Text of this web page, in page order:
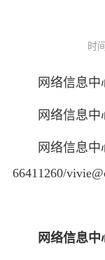
时
网络信息中
网络信息中
网络信息中
66411260/
网络信息中